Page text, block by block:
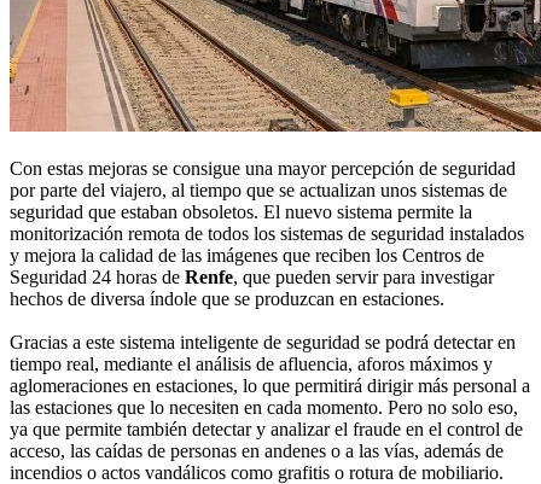
Con estas mejoras se consigue una mayor percepción de seguridad
por parte del viajero, al tiempo que se actualizan unos sistemas de
seguridad que estaban obsoletos. El nuevo sistema permite la
monitorización remota de todos los sistemas de seguridad instalados
y mejora la calidad de las imágenes que reciben los Centros de
Seguridad 24 horas de Renfe, que pueden servir para investigar
hechos de diversa índole que se produzcan en estaciones.
Gracias a este sistema inteligente de seguridad se podrá detectar en
tiempo real, mediante el análisis de afluencia, aforos máximos y
aglomeraciones en estaciones, lo que permitirá dirigir más personal a
las estaciones que lo necesiten en cada momento. Pero no solo eso,
ya que permite también detectar y analizar el fraude en el control de
acceso, las caídas de personas en andenes o a las vías, además de
incendios o actos vandálicos como grafitis o rotura de mobiliario.